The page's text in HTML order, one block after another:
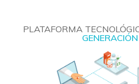
PLATAFORMA
GENERACIÓN